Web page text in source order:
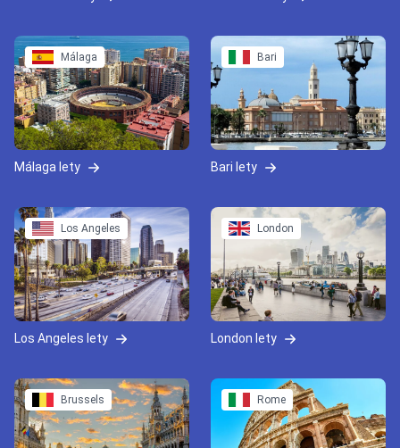
Málaga
Málaga lety
Bari
Bari lety
Los Angeles
Los Angeles lety
London
London lety
Brussels Rome